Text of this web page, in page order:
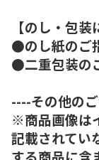
【のし・包装
●のし紙のご
●二重包装の
----その他の
※商品画像は
記載されてい
する商品に含